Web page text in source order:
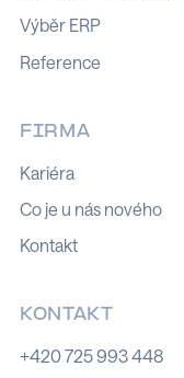
Výběr ERP
Reference
FIRMA
Kariéra
Co je u nás nového
Kontakt
KONTAKT
+420 725 993 448